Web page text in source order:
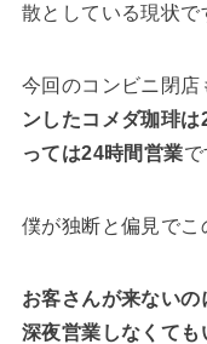
散としている現状で
今回のコンビニ閉
ンしたコメダ珈琲
っては24時間営業で
僕が独断と偏見で
お客さんが来ないの
深夜営業しなくても